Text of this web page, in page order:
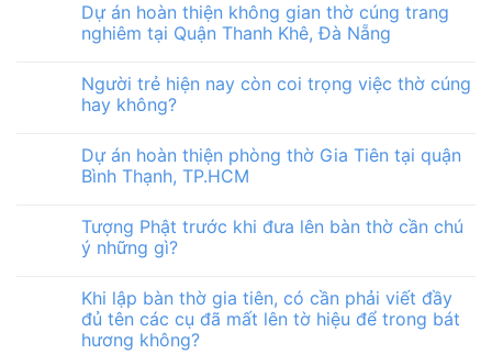
Dự án hoàn thiện không gian thờ cúng trang
nghiêm tại Quận Thanh Khê, Đà Nẵng
Người trẻ hiện nay còn coi trọng việc thờ cúng
hay không?
Dự án hoàn thiện phòng thờ Gia Tiên tại quận
Bình Thạnh, TP.HCM
Tượng Phật trước khi đưa lên bàn thờ cần chú
ý những gì?
Khi lập bàn thờ gia tiên, có cần phải viết đầy
đủ tên các cụ đã mất lên tờ hiệu để trong bát
hương không?